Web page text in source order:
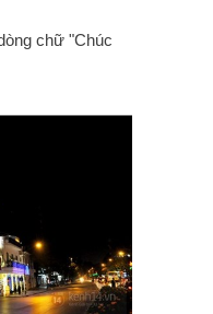
chữ "Chúc